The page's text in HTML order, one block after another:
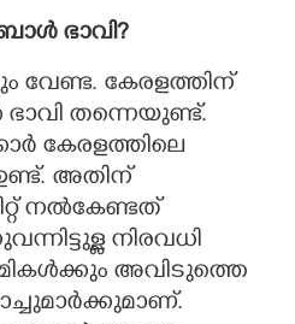
ഭാവി?
കേരളത്തിന്
തന്നെയുണ്ട്.
കേരളത്തിലെ
അതിന്
നൽകേണ്ടത്
നിരവധി
അവിടുത്തെ